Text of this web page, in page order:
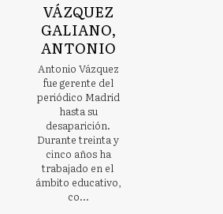
VÁZQUEZ
GALIANO,
ANTONIO
Antonio Vázquez
fue gerente del
periódico Madrid
hasta su
desaparición.
Durante treinta y
cinco años ha
trabajado en el
ámbito educativo,
co...